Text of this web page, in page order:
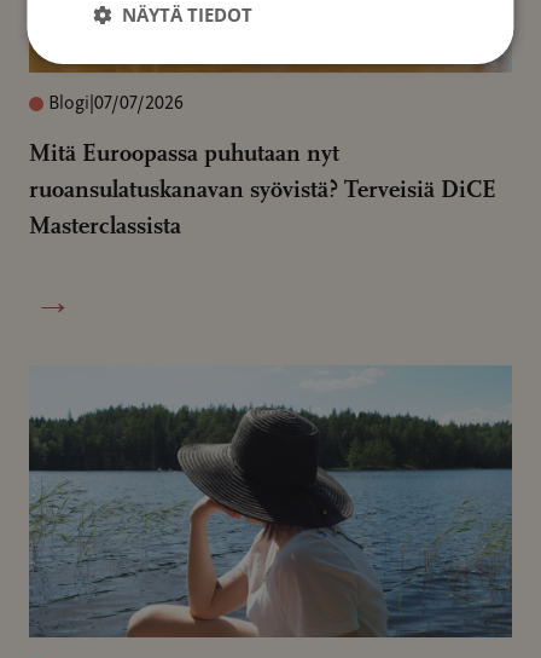
Blogi 07/07/2026
Mitä Euroopassa puhutaan nyt
ruoansulatuskanavan syövistä? Terveisiä DiCE
Masterclassista
→
NÄYTÄ TIEDOT